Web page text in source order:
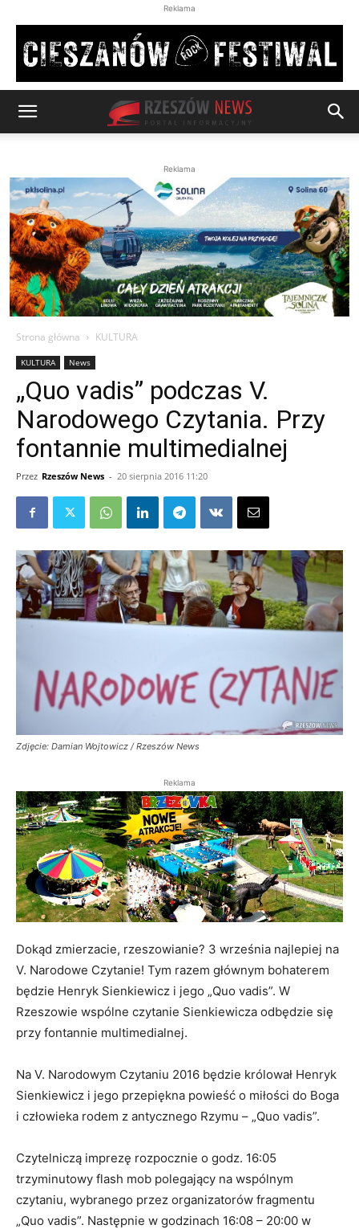
Reklama
Reklama
Strona główna KULTURA
KULTURA News
„Quo vadis” podczas V.
Narodowego Czytania. Przy
fontannie multimedialnej
Przez Rzeszów News - 20 sierpnia 2016 11:20
Zdjęcie: Damian Wojtowicz / Rzeszów News
Reklama
Dokąd zmierzacie, rzeszowianie? 3 września najlepiej na
V. Narodowe Czytanie! Tym razem głównym bohaterem
będzie Henryk Sienkiewicz i jego „Quo vadis”. W
Rzeszowie wspólne czytanie Sienkiewicza odbędzie się
przy fontannie multimedialnej.
Na V. Narodowym Czytaniu 2016 będzie królował Henryk
Sienkiewicz i jego przepiękna powieść o miłości do Boga
i człowieka rodem z antycznego Rzymu – „Quo vadis”.
Czytelniczą imprezę rozpocznie o godz. 16:05
trzyminutowy flash mob polegający na wspólnym
czytaniu, wybranego przez organizatorów fragmentu
„Quo vadis”. Następnie w godzinach 16:08 – 20:00 w